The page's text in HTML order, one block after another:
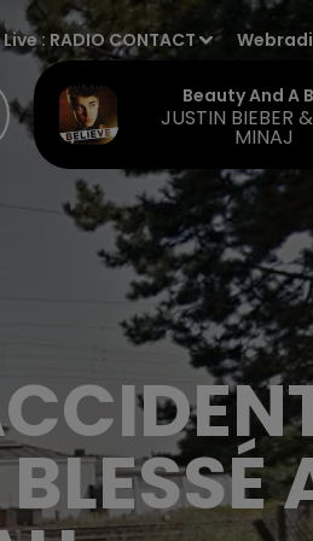
Live : RADIO CONTACT
Beauty And A
JUSTIN BIEBER
MINAJ